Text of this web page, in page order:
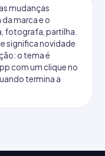
mudanças
marca e o
fotografa, partilha.
significa novidade
o tema é
com um clique no
termina a